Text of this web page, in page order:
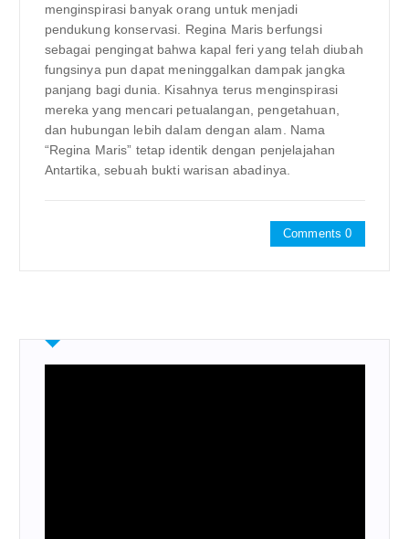
menginspirasi banyak orang untuk menjadi
pendukung konservasi. Regina Maris berfungsi
sebagai pengingat bahwa kapal feri yang telah diubah
fungsinya pun dapat meninggalkan dampak jangka
panjang bagi dunia. Kisahnya terus menginspirasi
mereka yang mencari petualangan, pengetahuan,
dan hubungan lebih dalam dengan alam. Nama
“Regina Maris” tetap identik dengan penjelajahan
Antartika, sebuah bukti warisan abadinya.
Comments 0